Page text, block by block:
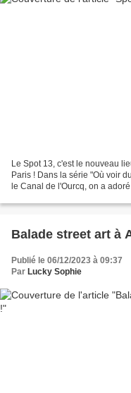
Le Spot 13, c'est le nouveau
Paris ! Dans la série "Où voir
le Canal de l'Ourcq, on a
Balade street art à
Publié le 06/12/2023 à 09:37
Par Lucky Sophie